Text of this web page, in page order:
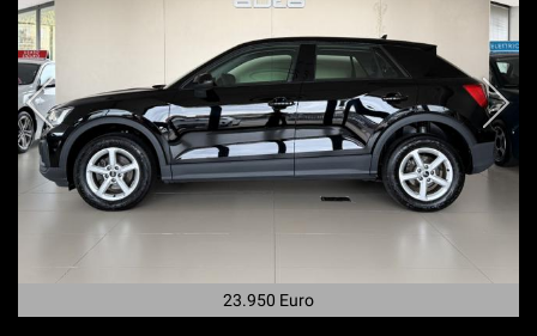
23.950 Euro